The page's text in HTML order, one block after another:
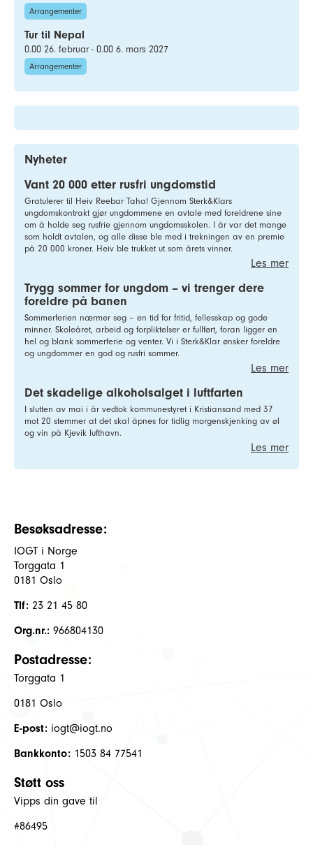
Arrangementer
Tur til Nepal
0.00 26. februar - 0.00 6. mars 2027
Arrangementer
Nyheter
Vant 20 000 etter rusfri ungdomstid
Gratulerer til Heiv Reebar Taha! Gjennom Sterk&Klars
ungdomskontrakt gjør ungdommene en avtale med foreldrene sine
om å holde seg rusfrie gjennom ungdomsskolen. I år var det mange
som holdt avtalen, og alle disse ble med i trekningen av en premie
på 20 000 kroner. Heiv ble trukket ut som årets vinner.
Les mer
Trygg sommer for ungdom – vi trenger dere
foreldre på banen
Sommerferien nærmer seg – en tid for fritid, fellesskap og gode
minner. Skoleåret, arbeid og forpliktelser er fullført, foran ligger en
hel og blank sommerferie og venter. Vi i Sterk&Klar ønsker foreldre
og ungdommer en god og rusfri sommer.
Les mer
Det skadelige alkoholsalget i luftfarten
I slutten av mai i år vedtok kommunestyret i Kristiansand med 37
mot 20 stemmer at det skal åpnes for tidlig morgenskjenking av øl
og vin på Kjevik lufthavn.
Les mer
Besøksadresse:
IOGT i Norge
Torggata 1
0181 Oslo
Tlf: 23 21 45 80
Org.nr.: 966804130
Postadresse:
Torggata 1
0181 Oslo
E-post: iogt@iogt.no
Bankkonto: 1503 84 77541
Støtt oss
Vipps din gave til
#86495